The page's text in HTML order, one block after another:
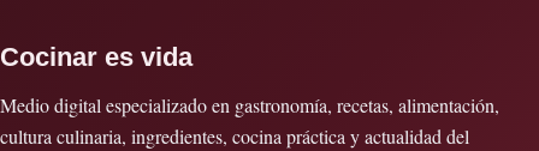
Cocinar es vida
Medio digital especializado en gastronomía, recetas, alimentación,
cultura culinaria, ingredientes, cocina práctica y actualidad del